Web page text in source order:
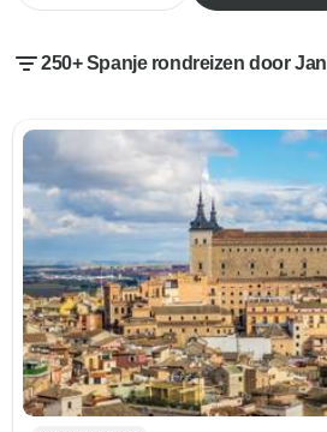
250+ Spanje rondreizen door